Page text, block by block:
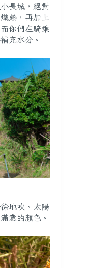
長城，絕對
熱，再加上
你們在騎乘
充水分 。
地吹、太陽
意的顏色。